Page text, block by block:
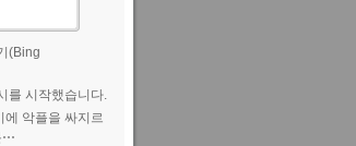
(Bing
를 시작했습니다.
에 악플을 싸지르
⋯